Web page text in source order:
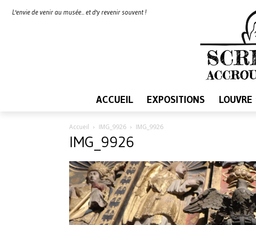
L'envie de venir au musée... et d'y revenir souvent !
ACCUEIL EXPOSITIONS LOUVRE
Accueil IMG_9926 IMG_9926
IMG_9926